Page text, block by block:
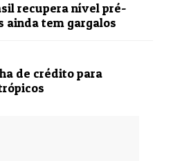
recupera nível pré-
ainda tem gargalos
de crédito para